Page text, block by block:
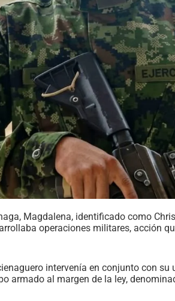
Magdalena, identificado como
operaciones militares, acción
intervenía en conjunto con
armado al margen de la ley,